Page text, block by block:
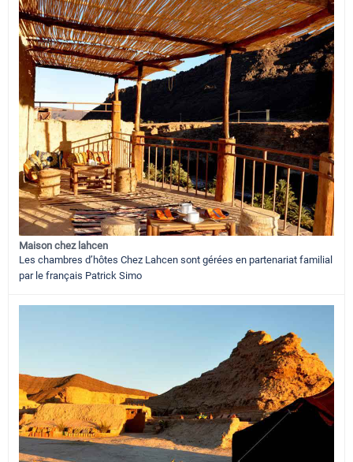
Maison chez lahcen
Les chambres d’hôtes Chez Lahcen sont gérées en partenariat familial
par le français Patrick Simo